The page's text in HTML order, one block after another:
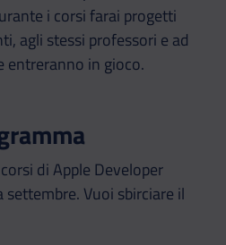
i corsi farai progetti
agli stessi professori e ad
entreranno in gioco.
di Apple Developer
Vuoi sbirciare il